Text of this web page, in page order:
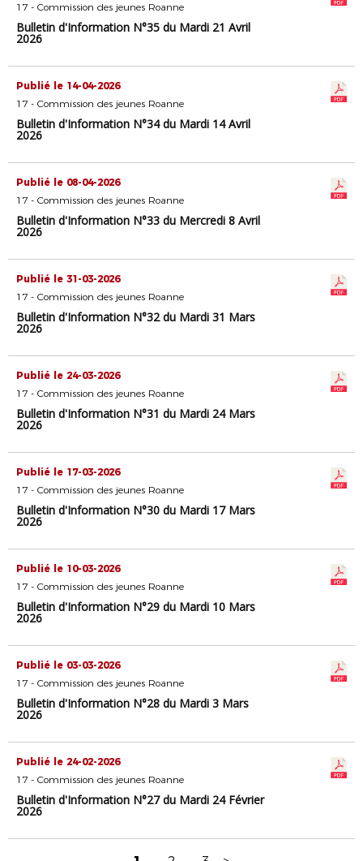
17 - Commission des jeunes Roanne
Bulletin d'Information N°35 du Mardi 21 Avril
2026
Publié le 14-04-2026
17 - Commission des jeunes Roanne
Bulletin d'Information N°34 du Mardi 14 Avril
2026
Publié le 08-04-2026
17 - Commission des jeunes Roanne
Bulletin d'Information N°33 du Mercredi 8 Avril
2026
Publié le 31-03-2026
17 - Commission des jeunes Roanne
Bulletin d'Information N°32 du Mardi 31 Mars
2026
Publié le 24-03-2026
17 - Commission des jeunes Roanne
Bulletin d'Information N°31 du Mardi 24 Mars
2026
Publié le 17-03-2026
17 - Commission des jeunes Roanne
Bulletin d'Information N°30 du Mardi 17 Mars
2026
Publié le 10-03-2026
17 - Commission des jeunes Roanne
Bulletin d'Information N°29 du Mardi 10 Mars
2026
Publié le 03-03-2026
17 - Commission des jeunes Roanne
Bulletin d'Information N°28 du Mardi 3 Mars
2026
Publié le 24-02-2026
17 - Commission des jeunes Roanne
Bulletin d'Information N°27 du Mardi 24 Février
2026